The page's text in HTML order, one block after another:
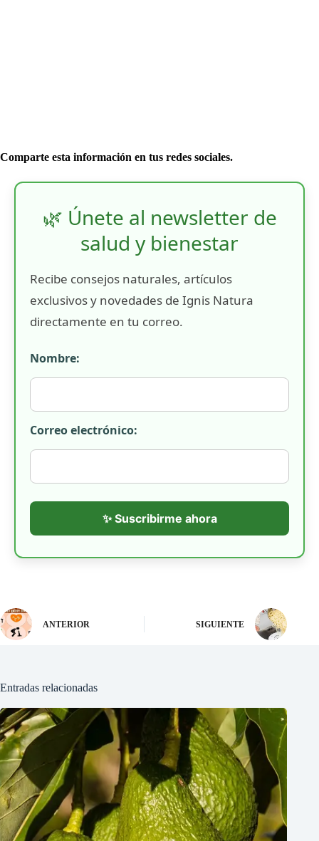
Comparte esta información en tus redes sociales.
🌿 Únete al newsletter de
salud y bienestar
Recibe consejos naturales, artículos
exclusivos y novedades de Ignis Natura
directamente en tu correo.
Nombre:
Correo electrónico:
✨ Suscribirme ahora
ANTERIOR SIGUIENTE
Entradas relacionadas